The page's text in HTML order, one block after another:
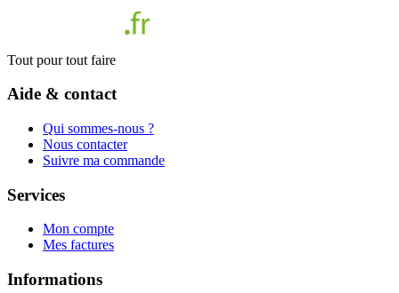
Tout pour tout faire
Aide & contact
Qui sommes-nous ?
Nous contacter
Suivre ma commande
Services
Mon compte
Mes factures
Informations